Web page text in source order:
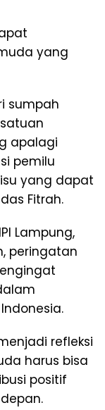
yang
sumpah
apalagi
pemilu
yang dapat
Fitrah.
Lampung,
peringatan
refleksi
harus bisa
positif